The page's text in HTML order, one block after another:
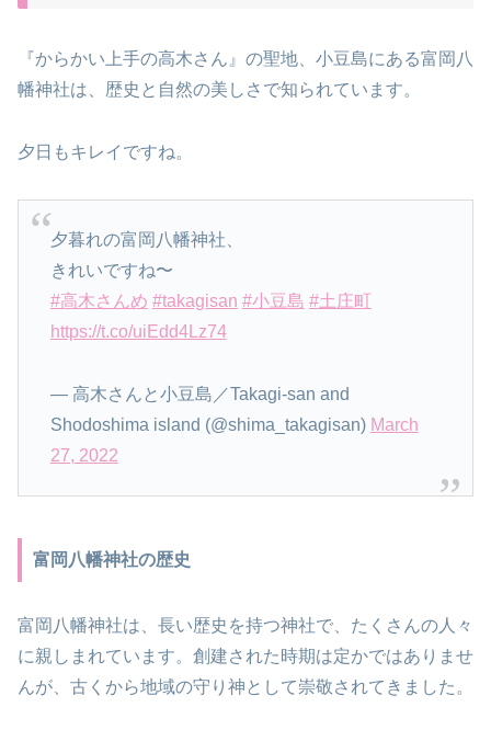
『からかい上手の高木さん』の聖地、小豆島にある富岡八
幡神社は、歴史と自然の美しさで知られています。
夕日もキレイですね。
夕暮れの富岡八幡神社、
きれいですね〜
#高木さんめ #takagisan #小豆島 #土庄町
https://t.co/uiEdd4Lz74
— 高木さんと小豆島／Takagi-san and
Shodoshima island (@shima_takagisan) March
27, 2022
富岡八幡神社の歴史
富岡八幡神社は、長い歴史を持つ神社で、たくさんの人々
に親しまれています。創建された時期は定かではありませ
んが、古くから地域の守り神として崇敬されてきました。